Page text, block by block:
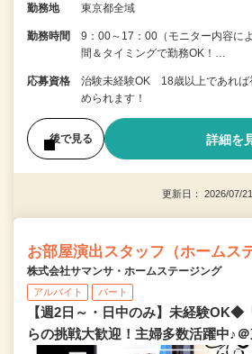
勤務地 東京都全域
勤務時間
9：00～17：00（モニター内容に
間＆タイミングで勤務OK！…
応募資格
治験未経験OK 18歳以上であれば
められます！
後で見る 詳細を
更新日： 2026/07/
お部屋演出スタッフ（ホームス
株式会社サマンサ・ホームステージング
アルバイト パート
【週2日～・日中のみ】未経験OK◆
らの挑戦大歓迎！主婦多数活躍中♪